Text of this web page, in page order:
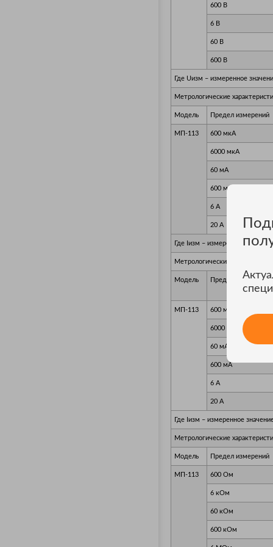
600 В
6 В
60 В
600 В
Где Uизм – измеренное
Метрологические
Модель Предел измерений
МП-113 600 мкА
6000 мкА
60 мА
600 мА
6 А
20 А
Где Iизм – измеренное
Метрологические
Модель Предел измерений
МП-113 600 мкА
6000 мкА
60 мА
600 мА
6 А
20 А
Где Iизм – измеренное
Метрологические
Модель Предел измерений
МП-113 600 Ом
6 кОм
60 кОм
600 кОм